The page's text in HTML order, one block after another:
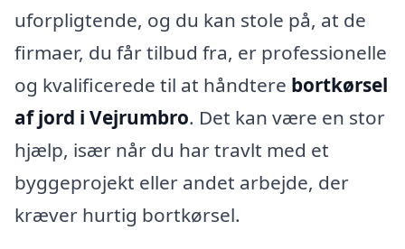
uforpligtende, og du kan stole på, at de
firmaer, du får tilbud fra, er professionelle
og kvalificerede til at håndtere bortkørsel
af jord i Vejrumbro. Det kan være en stor
hjælp, især når du har travlt med et
byggeprojekt eller andet arbejde, der
kræver hurtig bortkørsel.